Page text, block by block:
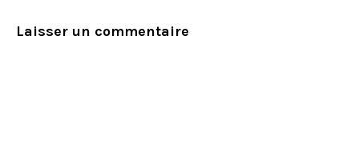
Laisser un commentaire